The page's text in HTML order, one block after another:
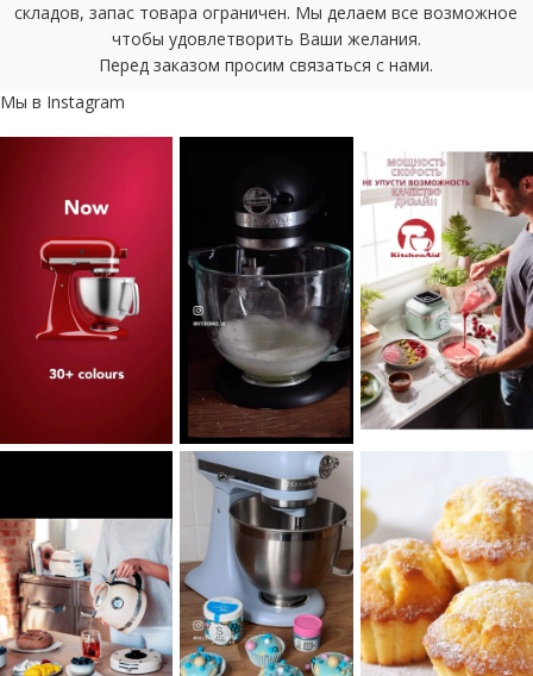
складов, запас товара ограничен. Мы делаем все возможное
чтобы удовлетворить Ваши желания.
Перед заказом просим связаться с нами.
Мы в Instagram